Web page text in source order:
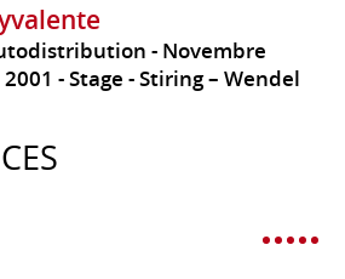
Novembre
2001 Stage
Stiring – Wendel